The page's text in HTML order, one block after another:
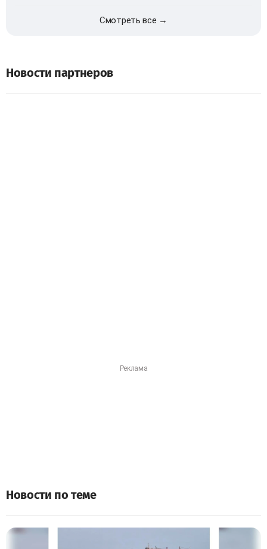
Смотреть все →
Новости партнеров
Новости по теме